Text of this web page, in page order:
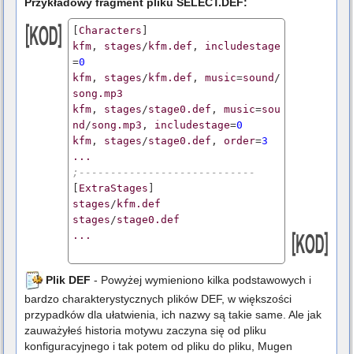
Przykładowy fragment pliku SELECT.DEF:
Characters
kfm , stages/ kfm.def , includestage
=0
kfm , stages/ kfm.def , music=sound /
song.mp3
kfm , stages/stage0.def , music=sou
nd /song.mp3 , includestage=0
kfm , stages/stage0.def , order=3
...
;----------------------------
ExtraStages
stages/ kfm.def
stages/stage0.def
...
Plik DEF - Powyżej wymieniono kilka podstawowych i
bardzo charakterystycznych plików DEF, w większości
przypadków dla ułatwienia, ich nazwy są takie same. Ale jak
zauważyłeś historia motywu zaczyna się od pliku
konfiguracyjnego i tak potem od pliku do pliku, Mugen